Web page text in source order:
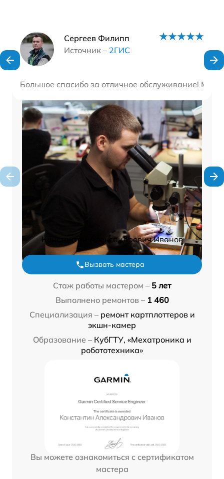
Сергеев Филипп
Источник – 2ГИС
Большое спасибо за отличное обслуживание!
Наши мастера
Константин Александрович Иванов
Вызвать мастера
Стаж работы мастером – 5 лет
Выполнено ремонтов – 1 460
Специализация – ремонт картплоттеров и
экшн-камер
Образование – КубГТУ, «Мехатроника и
робототехника»
Вы можете ознакомиться с сертификатом
мастера